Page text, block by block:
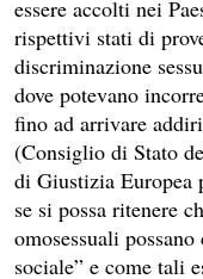
essere accolti nei
rispettivi stati di
discriminazione
dove potevano
fino ad arrivare
(Consiglio di Stato
di Giustizia Europea
se si possa ritenere
omosessuali
sociale” e come tali